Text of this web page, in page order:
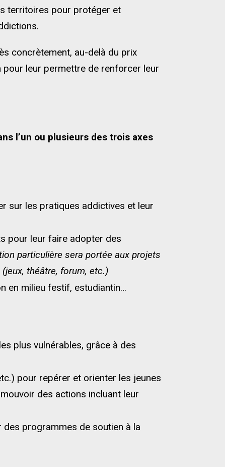
territoires pour protéger et
concrètement, au-delà du prix
pour leur permettre de renforcer leur
l’un ou plusieurs des trois axes
sur les pratiques addictives et leur
pour leur faire adopter des
particulière sera portée aux projets
théâtre, forum, etc.)
en milieu festif, estudiantin…
plus vulnérables, grâce à des
pour repérer et orienter les jeunes
des actions incluant leur
des programmes de soutien à la